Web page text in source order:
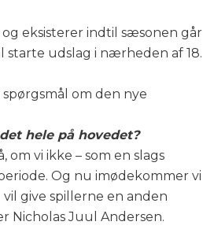
og eksisterer indtil sæsonen går
starte udslag i nærheden af 18.
om den nye
hele på hovedet?
vi ikke – som en slags
Og nu imødekommer vi
give spillerne en anden
Nicholas Juul Andersen.